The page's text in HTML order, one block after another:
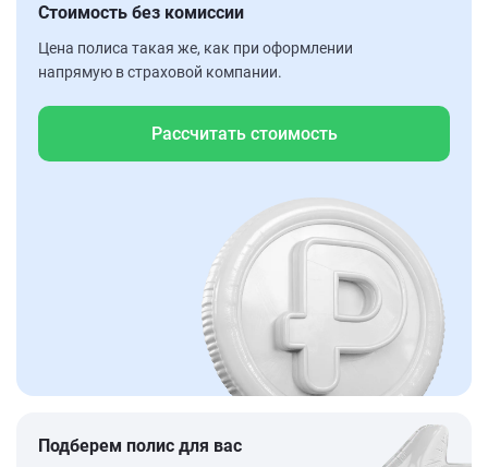
Стоимость без комиссии
Цена полиса такая же, как при оформлении
напрямую в страховой компании.
Рассчитать стоимость
Подберем полис для вас